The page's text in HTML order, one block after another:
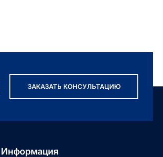
ЗАКАЗАТЬ КОНСУЛЬТАЦИЮ
Информация